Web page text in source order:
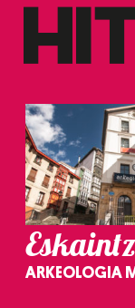
ARKEOLOGIA